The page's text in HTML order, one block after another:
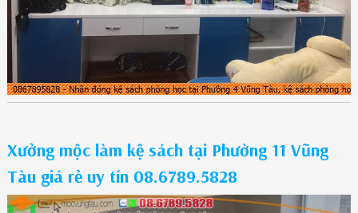
Xưởng mộc làm kệ sách tại Phường 11 Vũng
Tàu giá rẻ uy tín 08.6789.5828